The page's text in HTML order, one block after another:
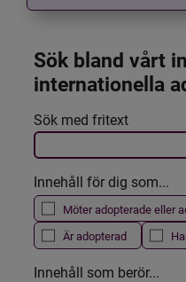
Sök bland vårt
internationella
Filtrera resultatet
Det här formuläret
Sök med fritext
Innehåll för dig som...
Möter adopterade eller
Är adopterad
Innehåll som berör...